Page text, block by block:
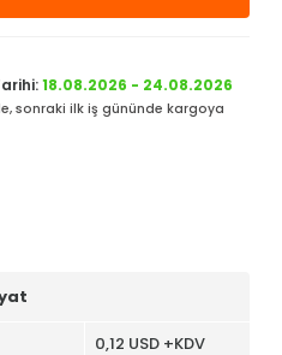
18.08.2026 - 24.08.2026
sonraki ilk iş gününde kargoya
0,12 USD +KDV